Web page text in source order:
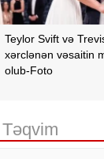
Teylor Svift və
xərclənən vəsaitin
olub-Foto
Təqvim